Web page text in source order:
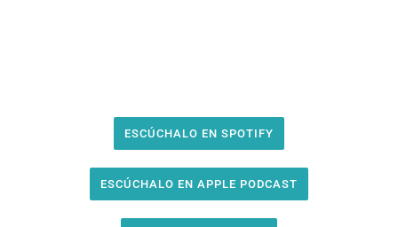
ESCÚCHALO EN SPOTIFY
ESCÚCHALO EN APPLE PODCAST